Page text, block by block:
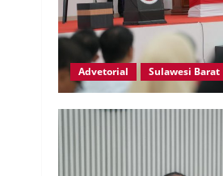
Advetorial Sulawesi Barat